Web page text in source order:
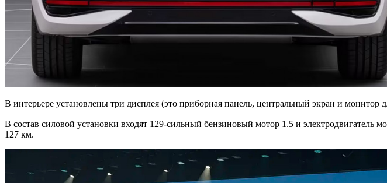
В интерьере установлены три дисплея (это приборная панель, центральный экран и
В состав силовой установки входят 129-сильный бензиновый мотор 1.5 и электродвигатель
127 км.